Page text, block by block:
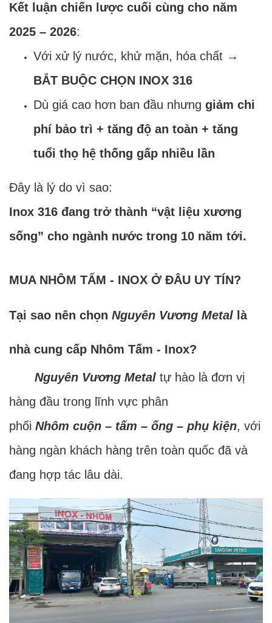
Kết luận chiến lược cuối cùng cho năm
2025 – 2026:
Với xử lý nước, khử mặn, hóa chất →
BẮT BUỘC CHỌN INOX 316
Dù giá cao hơn ban đầu nhưng giảm chi
phí bảo trì + tăng độ an toàn + tăng
tuổi thọ hệ thống gấp nhiều lần
Đây là lý do vì sao:
Inox 316 đang trở thành “vật liệu xương
sống” cho ngành nước trong 10 năm tới.
MUA NHÔM TẤM - INOX Ở ĐÂU UY TÍN?
Tại sao nên chọn Nguyên Vương Metal là
nhà cung cấp Nhôm Tấm - Inox?
Nguyên Vương Metal tự hào là đơn vị
hàng đầu trong lĩnh vực phân
phối Nhôm cuộn – tấm – ống – phụ kiện, với
hàng ngàn khách hàng trên toàn quốc đã và
đang hợp tác lâu dài.